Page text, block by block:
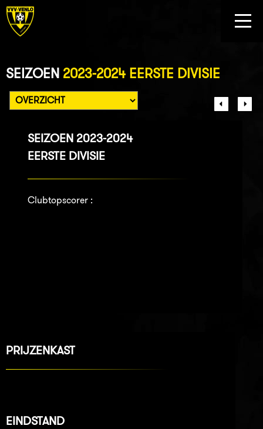
SEIZOEN 2023-2024 EERSTE DIVISIE
SEIZOEN 2023-2024
EERSTE DIVISIE
Clubtopscorer :
PRIJZENKAST
EINDSTAND